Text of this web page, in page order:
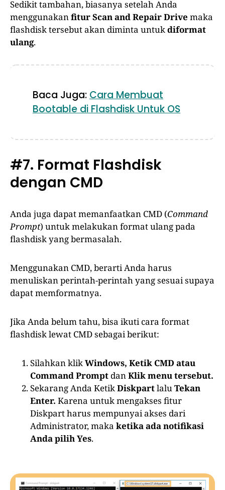
Sedikit tambahan, biasanya setelah Anda
menggunakanfitur Scan and Repair Drive maka
flashdisk tersebut akan diminta untukdiformat
ulang.
Baca Juga: Cara Membuat
Bootable di Flashdisk Untuk OS
#7. Format Flashdisk
dengan CMD
Anda juga dapat memanfaatkan CMD (Command
Prompt) untuk melakukan format ulang pada
flashdisk yang bermasalah.
Menggunakan CMD, berarti Anda harus
menuliskan perintah-perintah yang sesuai supaya
dapat memformatnya.
Jika Anda belum tahu, bisa ikuti cara format
flashdisk lewat CMD sebagai berikut:
Silahkan klikWindows, Ketik CMD atau
Command Prompt danKlik menu tersebut.
Sekarang Anda KetikDiskpartlaluTekan
Enter. Karena untuk mengakses fitur
Diskpart harus mempunyai akses dari
Administrator, maka ketika ada notifikasi
Anda pilih Yes.